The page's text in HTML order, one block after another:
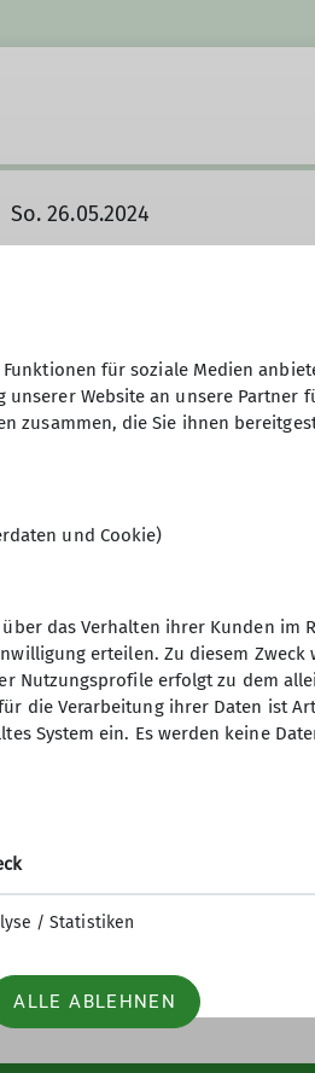
So. 26.05.2024
25
für soziale Medien
Website an unsere Partner
zusammen, die Sie ihnen
und Cookie)
das Verhalten ihrer Kunden im
erteilen. Zu diesem
Nutzungsprofile erfolgt zu dem
die Verarbeitung ihrer Daten ist
System ein. Es werden keine
/ Statistiken
ALLE ABLEHNEN